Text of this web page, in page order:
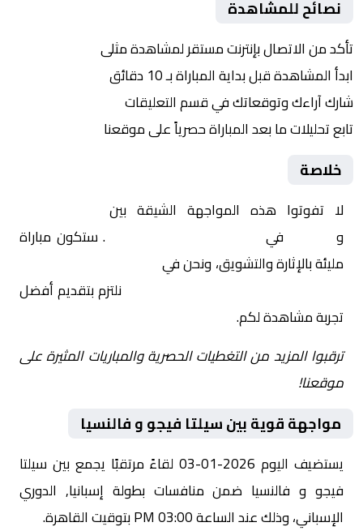
نصائح للمشاهدة
تأكد من الاتصال بإنترنت مستقر لمشاهدة مثلى
ابدأ المشاهدة قبل بداية المباراة بـ 10 دقائق
شارك آراءك وتوقعاتك في قسم التعليقات
تابع تحليلات ما بعد المباراة حصرياً على موقعنا
خلاصة
لا تفوتوا هذه المواجهة الشيقة بين
و
في
. ستكون مباراة
مليئة بالإثارة والتشويق، ونحن في
نلتزم بتقديم أفضل
تجربة مشاهدة لكم.
ترقبوا المزيد من التغطيات الحصرية والمباريات المثيرة على
موقعنا!
مواجهة قوية بين سيلتا فيجو و فالنسيا
يستضيف اليوم 2026-01-03 لقاءً مرتقبًا يجمع بين سيلتا
فيجو و فالنسيا ضمن منافسات بطولة إسبانيا, الدوري
الإسباني، وذلك عند الساعة 03:00 PM بتوقيت القاهرة.